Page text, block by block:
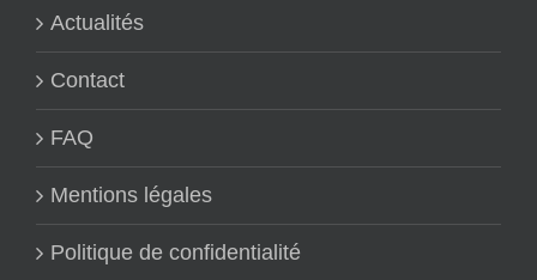
Actualités
Contact
FAQ
Mentions légales
Politique de confidentialité